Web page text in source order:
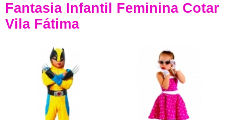
Fantasia Infantil Feminina Cotar
Vila Fátima